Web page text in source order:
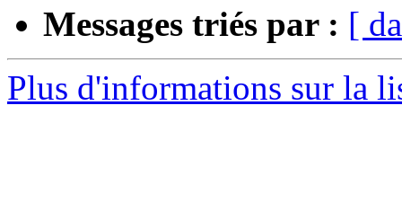
Messages triés par : [
Plus d'informations sur la